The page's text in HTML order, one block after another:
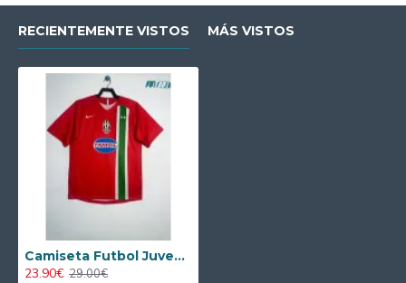
RECIENTEMENTE VISTOS MÁS VISTOS
Camiseta Futbol Juventus Away 2005/06 Retro
23.90€ 29.00€